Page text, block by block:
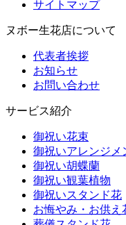
サイトマップ
ヌボー生花店について
代表者挨拶
お知らせ
お問い合わせ
サービス紹介
御祝い花束
御祝いアレンジメ
御祝い胡蝶蘭
御祝い観葉植物
御祝いスタンド花
お悔やみ・お供え